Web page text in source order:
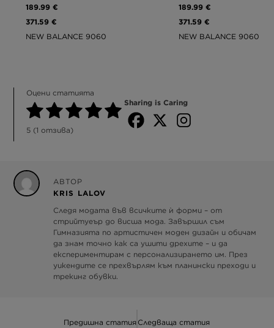
189.99 €
371.59 €
NEW BALANCE 9060
189.99 €
371.59 €
NEW BALANCE 9060
Оцени статията
5 (1 отзива)
Sharing is Caring
АВТОР
KRIS LALOV
Следя модата във всичките ѝ форми – от
стрийтуеър до висша мода. Завършил съм
Гимназията по артистичен моден дизайн и обичам
да знам точно как са ушити дрехите – и да
експериментирам с персонализирането им. През
уикендите се прехвърлям към планински преходи и
трекинг обувки.
Предишна статия Следваща статия